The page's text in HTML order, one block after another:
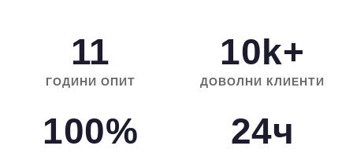
11
ГОДИНИ ОПИТ
10k+
ДОВОЛНИ КЛИЕНТИ
100% 24ч